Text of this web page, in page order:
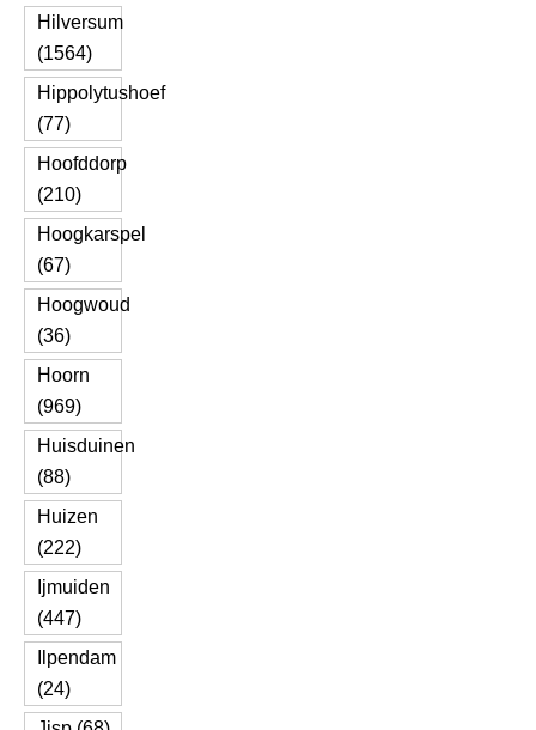
Hilversum
(1564)
Hippolytushoef
(77)
Hoofddorp
(210)
Hoogkarspel
(67)
Hoogwoud
(36)
Hoorn
(969)
Huisduinen
(88)
Huizen
(222)
Ijmuiden
(447)
Ilpendam
(24)